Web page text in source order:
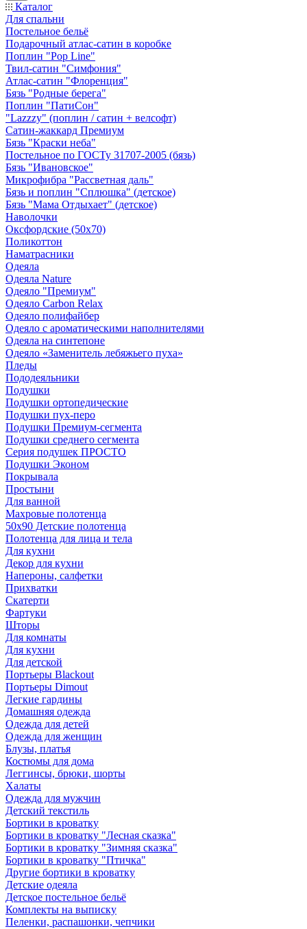
Каталог
Для спальни
Постельное бельё
Подарочный атлас-сатин в коробке
Поплин "Pop Line"
Твил-сатин "Симфония"
Атлас-сатин "Флоренция"
Бязь "Родные берега"
Поплин "ПатиСон"
"Lazzzy" (поплин / сатин + велсофт)
Сатин-жаккард Премиум
Бязь "Краски неба"
Постельное по ГОСТу 31707-2005 (бязь)
Бязь "Ивановское"
Микрофибра "Рассветная даль"
Бязь и поплин "Сплюшка" (детское)
Бязь "Мама Отдыхает" (детское)
Наволочки
Оксфордские (50х70)
Поликоттон
Наматрасники
Одеяла
Одеяла Nature
Одеяло "Премиум"
Одеяло Carbon Relax
Одеяло полифайбер
Одеяло с ароматическими наполнителями
Одеяла на синтепоне
Одеяло «Заменитель лебяжьего пуха»
Пледы
Пододеяльники
Подушки
Подушки ортопедические
Подушки пух-перо
Подушки Премиум-сегмента
Подушки среднего сегмента
Серия подушек ПРОСТО
Подушки Эконом
Покрывала
Простыни
Для ванной
Махровые полотенца
50х90 Детские полотенца
Полотенца для лица и тела
Для кухни
Декор для кухни
Напероны, салфетки
Прихватки
Скатерти
Фартуки
Шторы
Для комнаты
Для кухни
Для детской
Портьеры Blackout
Портьеры Dimout
Легкие гардины
Домашняя одежда
Одежда для детей
Одежда для женщин
Блузы, платья
Костюмы для дома
Леггинсы, брюки, шорты
Халаты
Одежда для мужчин
Детский текстиль
Бортики в кроватку
Бортики в кроватку "Лесная сказка"
Бортики в кроватку "Зимняя сказка"
Бортики в кроватку "Птичка"
Другие бортики в кроватку
Детские одеяла
Детское постельное бельё
Комплекты на выписку
Пеленки, распашонки, чепчики